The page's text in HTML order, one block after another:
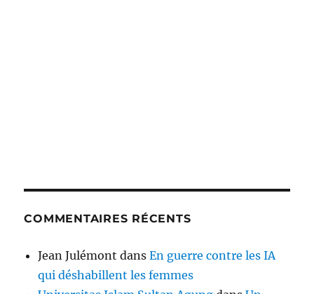
COMMENTAIRES RÉCENTS
Jean Julémont dansEn guerre contre les IA
qui déshabillent les femmes